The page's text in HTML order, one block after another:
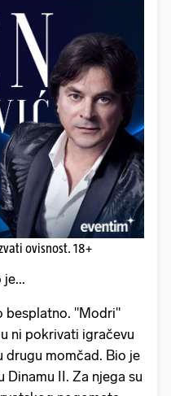
ovisnost. 18+
besplatno. "Modri"
ni pokrivati igračevu
drugu momčad. Bio je
Dinamu II. Za njega su